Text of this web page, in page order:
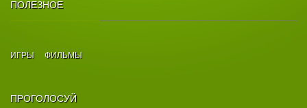
ПОЛЕЗНОЕ
ИГРЫ ФИЛЬМЫ
ПРОГОЛОСУЙ